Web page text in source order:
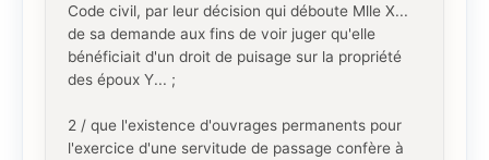
Code civil, par leur décision qui déboute Mlle X...
de sa demande aux fins de voir juger qu'elle
bénéficiait d'un droit de puisage sur la propriété
des époux Y... ;
2 / que l'existence d'ouvrages permanents pour
l'exercice d'une servitude de passage confère à